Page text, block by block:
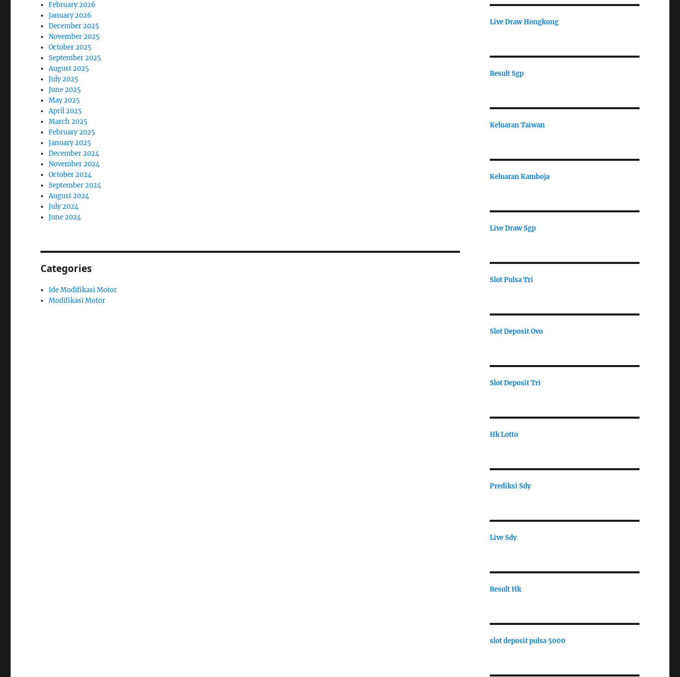
February 2026
January 2026
December 2025
November 2025
October 2025
September 2025
August 2025
July 2025
June 2025
May 2025
April 2025
March 2025
February 2025
January 2025
December 2024
November 2024
October 2024
September 2024
August 2024
July 2024
June 2024
Categories
Ide Modifikasi Motor
Modifikasi Motor
Live Draw Hongkong
Result Sgp
Keluaran Taiwan
Keluaran Kamboja
Live Draw Sgp
Slot Pulsa Tri
Slot Deposit Ovo
Slot Deposit Tri
Hk Lotto
Prediksi Sdy
Live Sdy
Result Hk
slot deposit pulsa 5000